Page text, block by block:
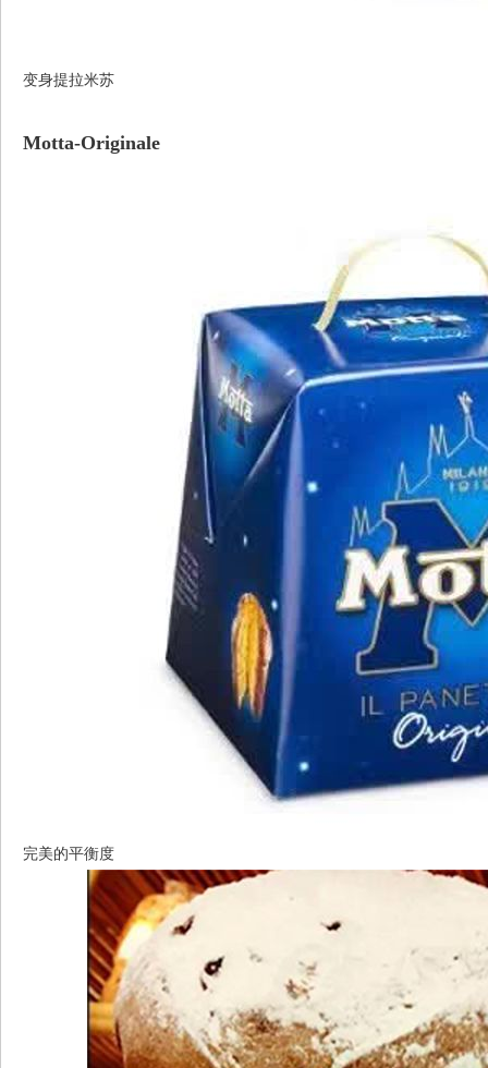
变身提拉米苏
Motta-Originale
完美的平衡度